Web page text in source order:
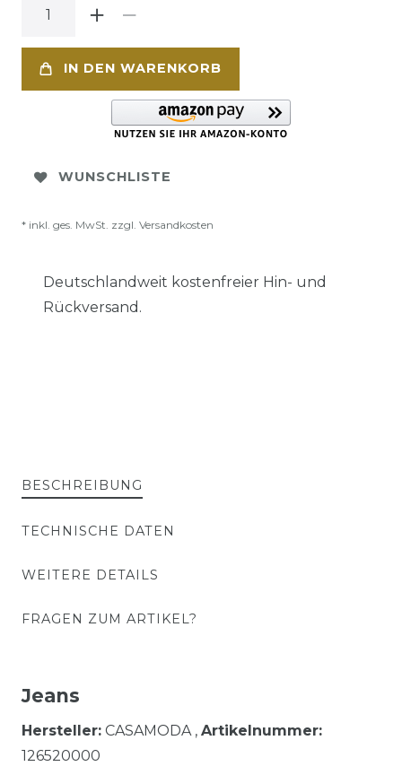
IN DEN WARENKORB
WUNSCHLISTE
* inkl. ges. MwSt. zzgl. Versandkosten
Deutschlandweit kostenfreier Hin- und
Rückversand.
BESCHREIBUNG
TECHNISCHE DATEN
WEITERE DETAILS
FRAGEN ZUM ARTIKEL?
Jeans
Hersteller: CASAMODA , Artikelnummer:
126520000